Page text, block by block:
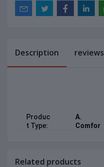
Description reviews
Produc
t Type:
1
A.
Comfor
Travel
Related products